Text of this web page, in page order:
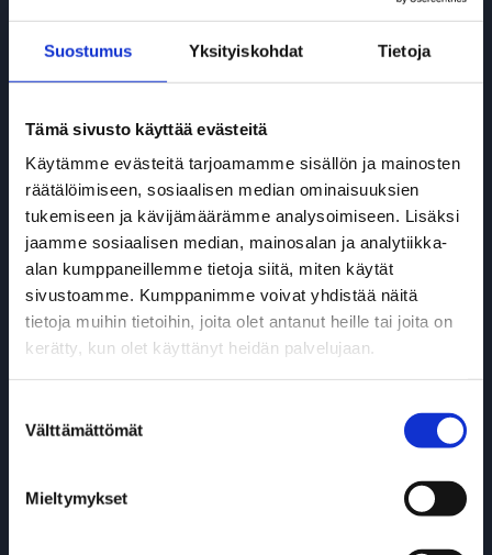
Suostumus Yksityiskohdat Tietoja
Tämä sivusto käyttää evästeitä
Käytämme evästeitä tarjoamamme sisällön ja mainosten
räätälöimiseen, sosiaalisen median ominaisuuksien
tukemiseen ja kävijämäärämme analysoimiseen. Lisäksi
jaamme sosiaalisen median, mainosalan ja analytiikka-
alan kumppaneillemme tietoja siitä, miten käytät
sivustoamme. Kumppanimme voivat yhdistää näitä
tietoja muihin tietoihin, joita olet antanut heille tai joita on
kerätty, kun olet käyttänyt heidän palvelujaan.
valinta
Välttämättömät
Mieltymykset
>> Etusivu
DAF Diesel -mallisto
>> DAF XFC & XDC